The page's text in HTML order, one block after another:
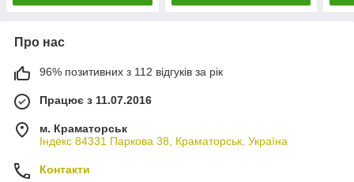
Про нас
96% позитивних з 112 відгуків за рік
Працює з 11.07.2016
м. Краматорськ
Індекс 84331 Паркова 38, Краматорськ, Україна
Контакти